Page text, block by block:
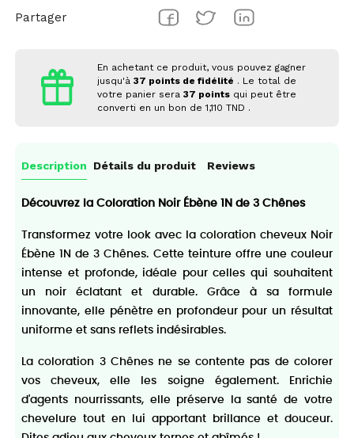
Partager
En achetant ce produit, vous pouvez gagner
jusqu'à37 points de fidélité . Le total de
votre panier sera37 points qui peut être
converti en un bon de1,110 TND .
Description Détails du produit Reviews
Découvrez la Coloration Noir Ébène 1N de 3 Chênes
Transformez votre look avec la coloration cheveux Noir
Ébène 1N de 3 Chênes. Cette teinture offre une couleur
intense et profonde, idéale pour celles qui souhaitent
un noir éclatant et durable. Grâce à sa formule
innovante, elle pénètre en profondeur pour un résultat
uniforme et sans reflets indésirables.
La coloration 3 Chênes ne se contente pas de colorer
vos cheveux, elle les soigne également. Enrichie
d'agents nourrissants, elle préserve la santé de votre
chevelure tout en lui apportant brillance et douceur.